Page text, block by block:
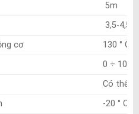
5m
3,5-4,5
cơ
130 ° C
0 ÷ 100/
Có thể
-20 ° C ÷